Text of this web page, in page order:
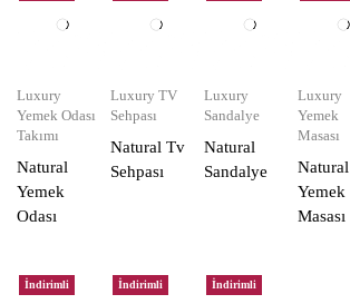
Luxury
Yemek Odası
Takımı
Natural
Yemek
Odası
Luxury TV
Sehpası
Natural Tv
Sehpası
Luxury
Sandalye
Natural
Sandalye
Luxury
Yemek
Masası
Natural
Yemek
Masası
İndirimli İndirimli İndirimli